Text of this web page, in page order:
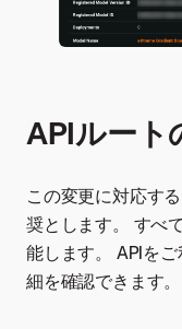
APIルート
この変更に対応す
奨とします。 すべ
能します。 APIをご
細を確認できます。